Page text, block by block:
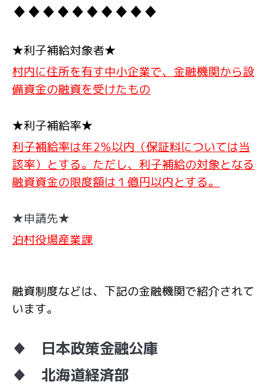
♦♦♦♦♦♦♦♦♦♦
★利子補給対象者★
村内に住所を有す中小企業で、金融機関から設
備資金の融資を受けたもの
★利子補給率★
利子補給率は年2％以内（保証料については当
該率）とする。ただし、利子補給の対象となる
融資資金の限度額は１億円以内とする。
★申請先★
泊村役場産業課
融資制度などは、下記の金融機関で紹介されて
います。
♦ 日本政策金融公庫
♦ 北海道経済部